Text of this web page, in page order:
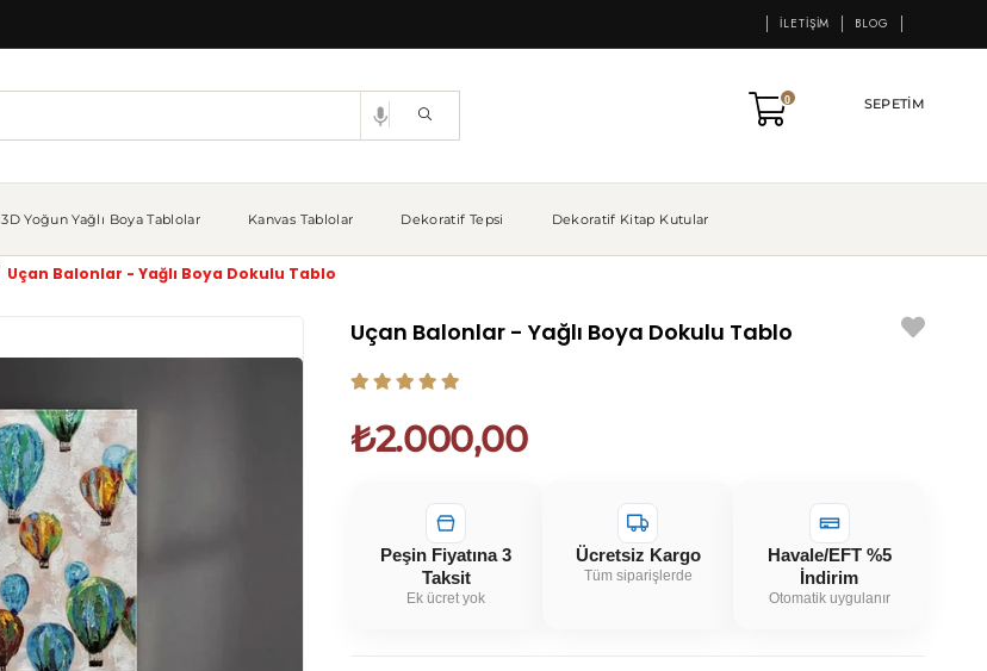
İLETIŞIM BLOG
SEPETIM
0
3D Yoğun Yağlı Boya Tablolar Kanvas Tablolar Dekoratif Tepsi Dekoratif Kitap Kutular
Uçan Balonlar - Yağlı Boya Dokulu Tablo
Uçan Balonlar - Yağlı Boya Dokulu Tablo
₺2.000,00
Peşin Fiyatına 3
Taksit
Ek ücret yok
Ücretsiz Kargo
Tüm siparişlerde
Havale/EFT %5
İndirim
Otomatik uygulanır